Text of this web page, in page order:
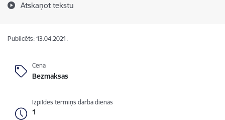
Atskaņot tekstu
Publicēts: 13.04.2021.
Cena
Bezmaksas
Izpildes termiņš darba dienās
1